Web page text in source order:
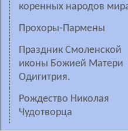
коренных народов
Прохоры-Пармены
Праздник Смоленской
иконы Божией Матери
Одигитрия.
рождество Николая
Чудотворца